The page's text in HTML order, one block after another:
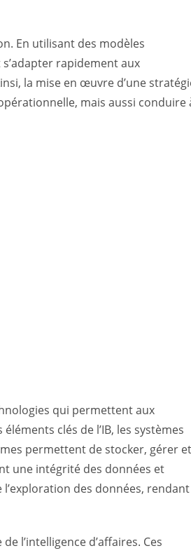
En utilisant des modèles
rapidement aux
la mise en œuvre d’une
mais aussi conduire
qui permettent aux
clés de l’IB, les systèmes
permettent de stocker, gérer et
une intégrité des données et
des données, rendant
l’intelligence d’affaires. Ces